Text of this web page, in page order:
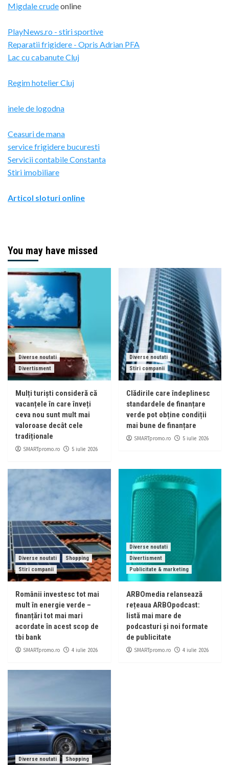
Migdale crudeonline
PlayNews.ro - stiri sportive
Reparatii frigidere - Opris Adrian PFA
Lac cu cabanute Cluj
Regim hotelier Cluj
inele de logodna
Ceasuri de mana
service frigidere bucuresti
Servicii contabile Constanta
Stiri imobiliare
Articol sloturi online
You may have missed
Diverse noutati
Divertisment
Mulți turiști consideră că
vacanțele în care înveți
ceva nou sunt mult mai
valoroase decât cele
tradiționale
SMARTpromo.ro 5 iulie 2026
Diverse noutati
Stiri companii
Clădirile care îndeplinesc
standardele de finanțare
verde pot obține condiții
mai bune de finanțare
SMARTpromo.ro 5 iulie 2026
Diverse noutati
Shopping
Stiri companii
Românii investesc tot mai
mult în energie verde –
finanțări tot mai mari
acordate în acest scop de
tbi bank
SMARTpromo.ro 4 iulie 2026
Diverse noutati
Divertisment
Publicitate & marketing
ARBOmedia relansează
rețeaua ARBOpodcast:
listă mai mare de
podcasturi și noi formate
de publicitate
SMARTpromo.ro 4 iulie 2026
Diverse noutati Shopping